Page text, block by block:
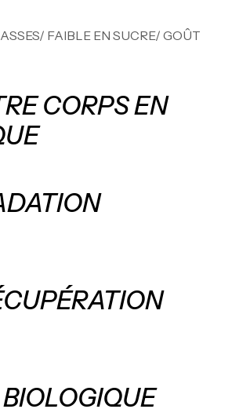
FAIBLE EN SUCRE/ GOÛT
CORPS EN